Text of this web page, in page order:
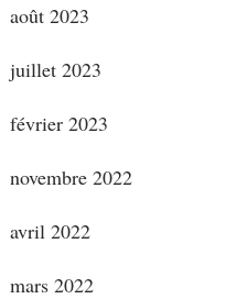
août 2023
juillet 2023
février 2023
novembre 2022
avril 2022
mars 2022